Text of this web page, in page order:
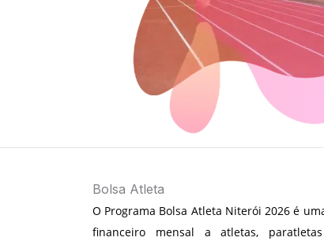
Bolsa Atleta​
O Programa Bolsa Atleta Niterói 2026 é
financeiro mensal a atletas,